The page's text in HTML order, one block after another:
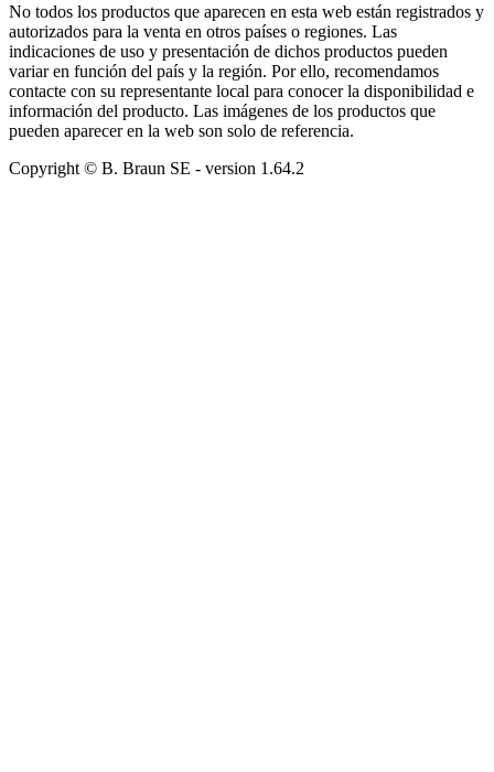
No todos los productos que aparecen en esta web están registrados y
autorizados para la venta en otros países o regiones. Las
indicaciones de uso y presentación de dichos productos pueden
variar en función del país y la región. Por ello, recomendamos
contacte con su representante local para conocer la disponibilidad e
información del producto. Las imágenes de los productos que
pueden aparecer en la web son solo de referencia.
Copyright © B. Braun SE - version 1.64.2